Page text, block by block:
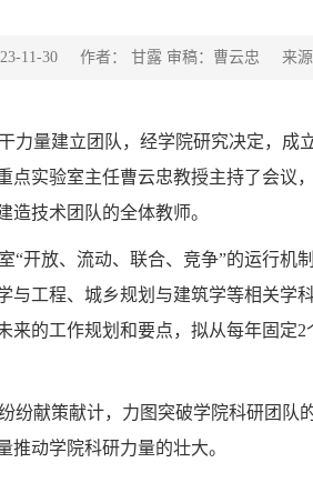
11-30 作者： 甘露 审稿：曹云忠 来源
力量建立团队，经学院研究决定，成
点实验室主任曹云忠教授主持了会议
造技术团队的全体教师。
“开放、流动、联合、竞争”的运行机
与工程、城乡规划与建筑学等相关学
来的工作规划和要点，拟从每年固定2
纷献策献计，力图突破学院科研团队
动学院科研力量的壮大。